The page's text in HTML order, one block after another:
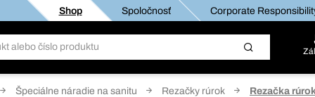
Shop Spoločnosť Corporate
Špeciálne náradie na sanitu Rezačky rúrok Rezačka